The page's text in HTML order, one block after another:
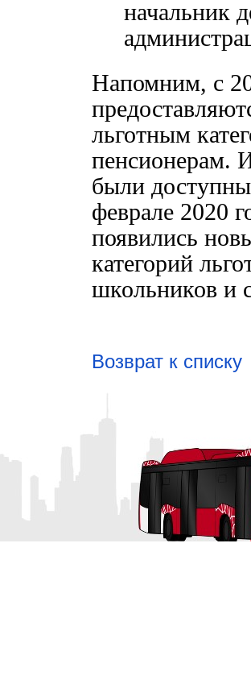
начальник
Напомним, с
льготным
пенсионерам.
были
феврале 2020
появились
категорий
школьников и
Возврат к списку